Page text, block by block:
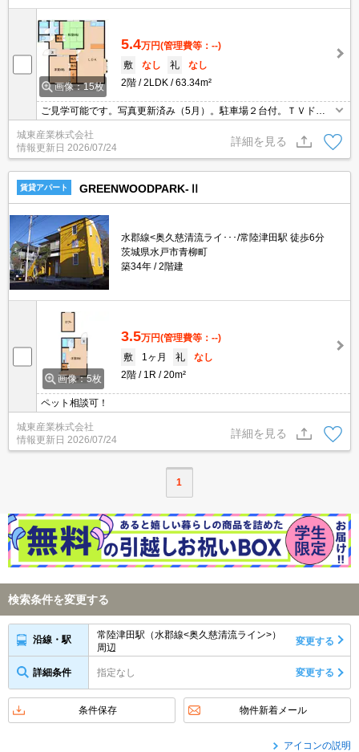
画像：15枚
5.4万円(管理費等：--)
敷
なし 礼
なし
2階
2LDK 63.34m²
ご見学可能です。写真更新済み（5月）。駐車場２台付。ＴＶドア
ホン。温水洗浄便座付。追焚給湯式。
城東産業株式会社
情報更新日 2026/07/24
詳細を見る
賃貸アパート GREENWOODPARK-Ⅱ
水郡線<奥久慈清流ライ･･･/常陸津田駅 徒歩6分
茨城県水戸市青柳町
築34年
2階建
画像：5枚
3.5万円(管理費等：--)
敷
1ヶ月 礼
なし
2階
1R 20m²
ペット相談可！
城東産業株式会社
情報更新日 2026/07/24
詳細を見る
1
検索条件を変更する
沿線・駅
常陸津田駅（水郡線<奥久慈清流ライン>）
周辺
変更する
詳細条件 指定なし 変更する
条件保存 物件新着メール
アイコンの説明